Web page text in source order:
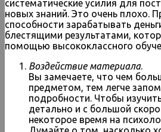
систематические усилия для
новых знаний. Это очень плохо.
способности зарабатывать
блестящими результатами,
помощью высококлассного
Воздействие материала.
Вы замечаете, что чем
предметом, тем легче
подробности. Чтобы
детально и с большой
некоторое время на